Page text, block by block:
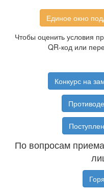
Единое окно
Чтобы оценить условия
QR-код или
Конкурс на
По вопросам